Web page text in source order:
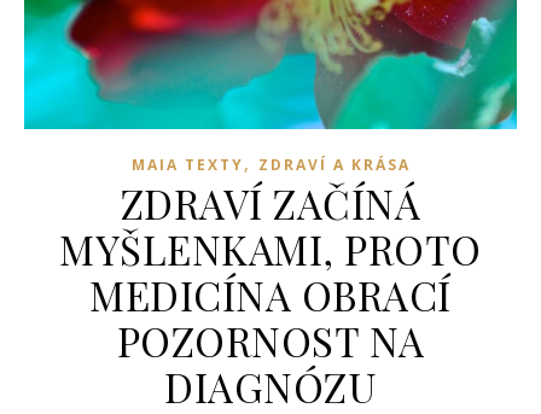
MAIA TEXTY, ZDRAVÍ A KRÁSA
ZDRAVÍ ZAČÍNÁ
MYŠLENKAMI, PROTO
MEDICÍNA OBRACÍ
POZORNOST NA
DIAGNÓZU